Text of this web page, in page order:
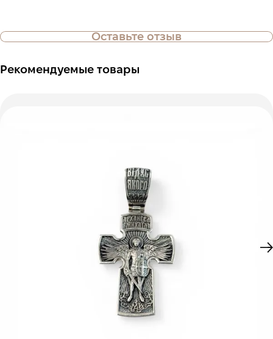
Оставьте отзыв
Рекомендуемые товары